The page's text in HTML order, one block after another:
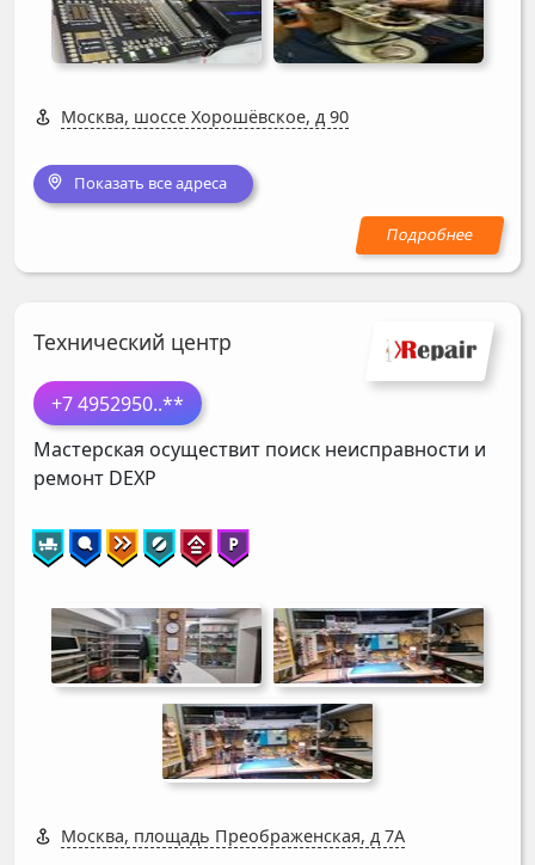
Москва, шоссе Хорошёвское, д 90
Показать все адреса
Технический центр
+7 4952950..**
Мастерская осуществит поиск неисправности и
ремонт DEXP
Москва, площадь Преображенская, д 7А